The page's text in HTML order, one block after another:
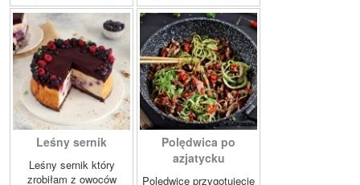
Leśny sernik
Leśny sernik który
zrobiłam z owoców
Polędwica po
azjatycku
Polędwicę przygotujecie